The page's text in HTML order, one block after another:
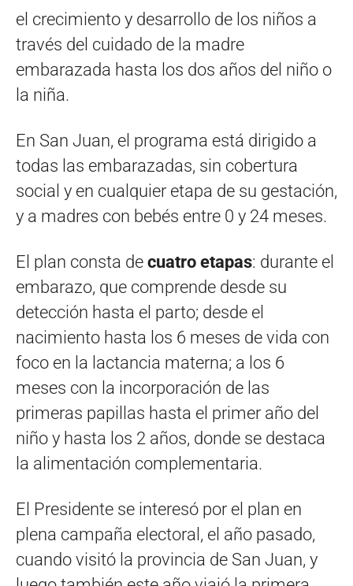
el crecimiento y desarrollo de los niños a
través del cuidado de la madre
embarazada hasta los dos años del niño o
la niña.
En San Juan, el programa está dirigido a
todas las embarazadas, sin cobertura
social y en cualquier etapa de su gestación,
y a madres con bebés entre 0 y 24 meses.
El plan consta de cuatro etapas: durante el
embarazo, que comprende desde su
detección hasta el parto; desde el
nacimiento hasta los 6 meses de vida con
foco en la lactancia materna; a los 6
meses con la incorporación de las
primeras papillas hasta el primer año del
niño y hasta los 2 años, donde se destaca
la alimentación complementaria.
El Presidente se interesó por el plan en
plena campaña electoral, el año pasado,
cuando visitó la provincia de San Juan, y